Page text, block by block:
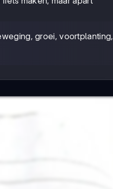
groei, voortplanting,